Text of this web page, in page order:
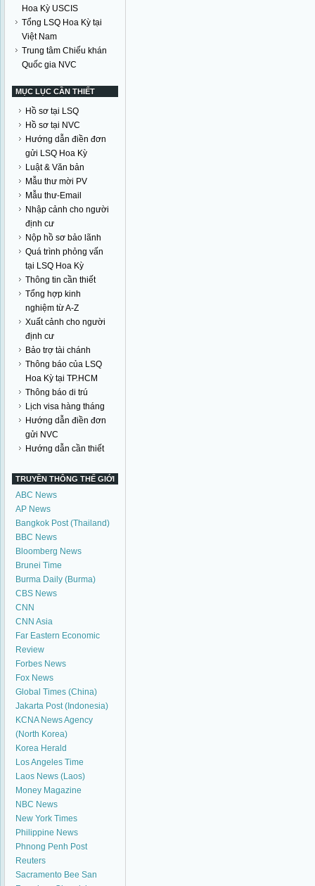
Hoa Kỳ USCIS
Tổng LSQ Hoa Kỳ tại
Việt Nam
Trung tâm Chiếu khán
Quốc gia NVC
MỤC LỤC CẦN THIẾT
Hồ sơ tại LSQ
Hồ sơ tại NVC
Hướng dẫn điền đơn
gửi LSQ Hoa Kỳ
Luật & Văn bản
Mẫu thư mời PV
Mẫu thư-Email
Nhập cảnh cho người
định cư
Nộp hồ sơ bảo lãnh
Quá trình phỏng vấn
tại LSQ Hoa Kỳ
Thông tin cần thiết
Tổng hợp kinh
nghiệm từ A-Z
Xuất cảnh cho người
định cư
Bảo trợ tài chánh
Thông báo của LSQ
Hoa Kỳ tại TP.HCM
Thông báo di trú
Lịch visa hàng tháng
Hướng dẫn điền đơn
gửi NVC
Hướng dẫn cần thiết
TRUYỀN THÔNG THẾ GIỚI
ABC News
AP News
Bangkok Post (Thailand)
BBC News
Bloomberg News
Brunei Time
Burma Daily (Burma)
CBS News
CNN
CNN Asia
Far Eastern Economic
Review
Forbes News
Fox News
Global Times (China)
Jakarta Post (Indonesia)
KCNA News Agency
(North Korea)
Korea Herald
Los Angeles Time
Laos News (Laos)
Money Magazine
NBC News
New York Times
Philippine News
Phnong Penh Post
Reuters
Sacramento Bee San